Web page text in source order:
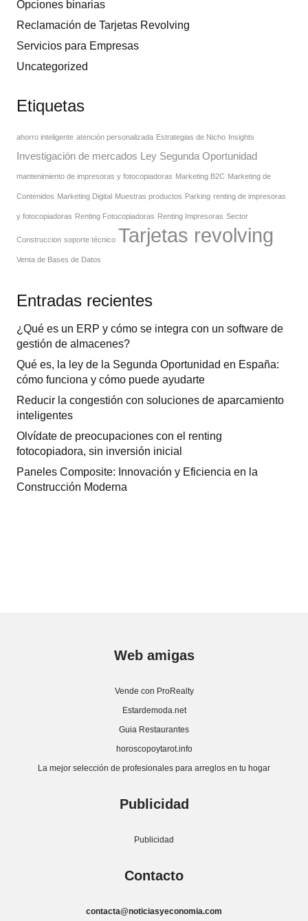
Opciones binarias
Reclamación de Tarjetas Revolving
Servicios para Empresas
Uncategorized
Etiquetas
ahorro inteligente atención personalizada Estrategias de Nicho Insights
Investigación de mercados Ley Segunda Oportunidad
mantenimiento de impresoras y fotocopiadoras Marketing B2C Marketing de
Contenidos Marketing Digital Muestras productos Parking renting de impresoras
y fotocopiadoras Renting Fotocopiadoras Renting Impresoras Sector
Construccion soporte técnico Tarjetas revolving
Venta de Bases de Datos
Entradas recientes
¿Qué es un ERP y cómo se integra con un software de
gestión de almacenes?
Qué es, la ley de la Segunda Oportunidad en España:
cómo funciona y cómo puede ayudarte
Reducir la congestión con soluciones de aparcamiento
inteligentes
Olvídate de preocupaciones con el renting
fotocopiadora, sin inversión inicial
Paneles Composite: Innovación y Eficiencia en la
Construcción Moderna
Web amigas
Vende con ProRealty
Estardemoda.net
Guia Restaurantes
horoscopoytarot.info
La mejor selección de profesionales para arreglos en tu hogar
Publicidad
Publicidad
Contacto
contacta@noticiasyeconomia.com